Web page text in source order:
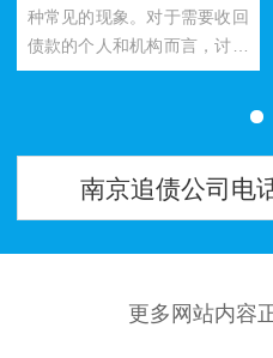
种常见的现象。对于需要收回
债款的个人和机构而言，讨要
债务是一项复杂的任务。在南
南京追债公司电
更多网站内